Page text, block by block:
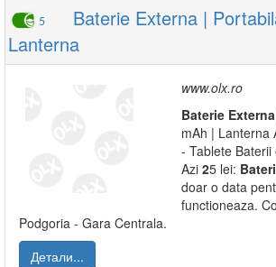
5
Baterie Externa |
Lanterna
www.olx.ro
Baterie Externa
mAh | Lanterna
- Tablete Baterii
Azi 25 lei:
doar o data
functioneaza.
Podgoria - Gara Centrala.
Детали...